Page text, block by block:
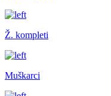
Ž. kompleti
Muškarci